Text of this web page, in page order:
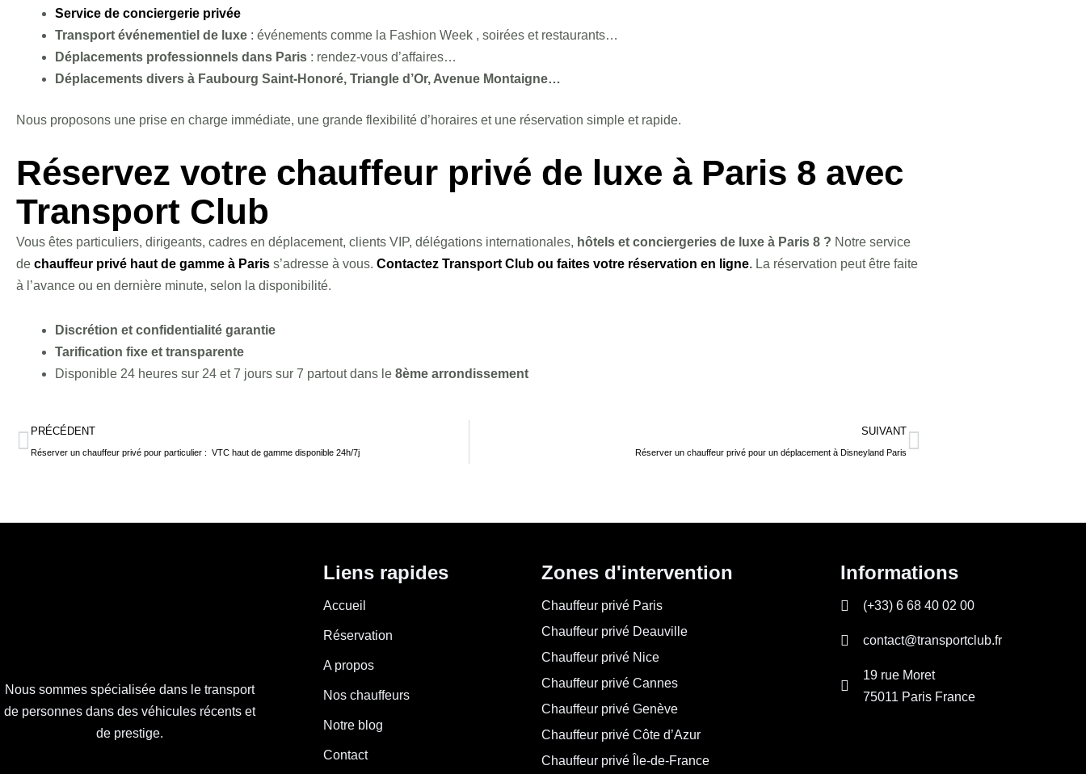
Service de conciergerie privée
Transport événementiel de luxe : événements comme la Fashion Week , soirées et restaurants…
Déplacements professionnels dans Paris : rendez-vous d’affaires…
Déplacements divers à Faubourg Saint-Honoré, Triangle d’Or, Avenue Montaigne…
Nous proposons une prise en charge immédiate, une grande flexibilité d’horaires et une réservation simple et rapide.
Réservez votre chauffeur privé de luxe à Paris 8 avec
Transport Club
Vous êtes particuliers, dirigeants, cadres en déplacement, clients VIP, délégations internationales, hôtels et conciergeries de luxe à Paris 8 ? Notre service
de chauffeur privé haut de gamme à Paris s’adresse à vous. Contactez Transport Club ou faites votre réservation en ligne. La réservation peut être faite
à l’avance ou en dernière minute, selon la disponibilité.
Discrétion et confidentialité garantie
Tarification fixe et transparente
Disponible 24 heures sur 24 et 7 jours sur 7 partout dans le 8ème arrondissement
Précédent
PRÉCÉDENT
Réserver un chauffeur privé pour particulier : VTC haut de gamme disponible 24h/7j
SUIVANT
Réserver un chauffeur privé pour un déplacement à Disneyland Paris
Suivant
Nous sommes spécialisée dans le transport
de personnes dans des véhicules récents et
de prestige.
Liens rapides
Accueil
Réservation
A propos
Nos chauffeurs
Notre blog
Contact
Zones d'intervention
Chauffeur privé Paris
Chauffeur privé Deauville
Chauffeur privé Nice
Chauffeur privé Cannes
Chauffeur privé Genève
Chauffeur privé Côte d’Azur
Chauffeur privé Île-de-France
Informations
(+33) 6 68 40 02 00
contact@transportclub.fr
19 rue Moret
75011 Paris France